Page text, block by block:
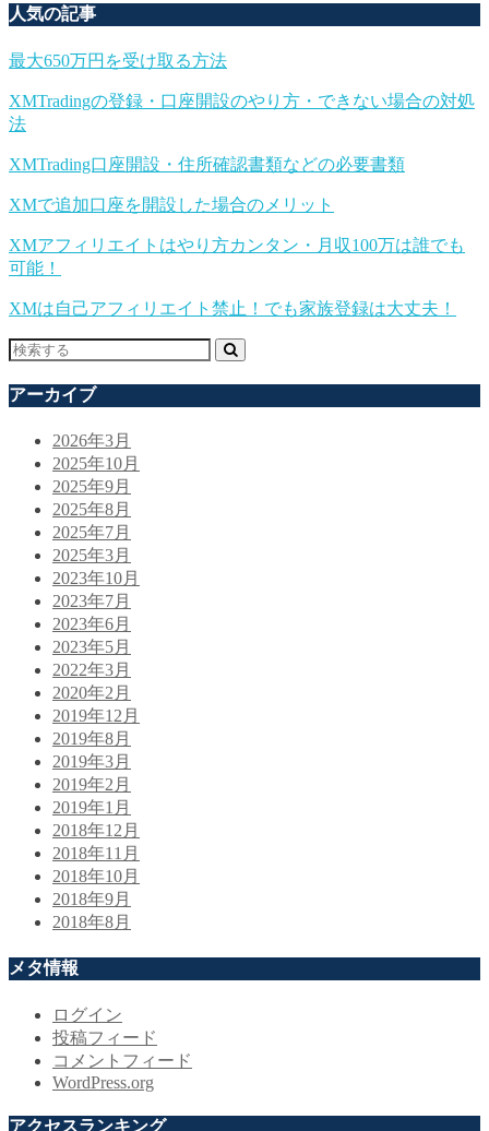
人気の記事
最大650万円を受け取る方法
XMTradingの登録・口座開設のやり方・できない場合の対処
法
XMTrading口座開設・住所確認書類などの必要書類
XMで追加口座を開設した場合のメリット
XMアフィリエイトはやり方カンタン・月収100万は誰でも
可能！
XMは自己アフィリエイト禁止！でも家族登録は大丈夫！
アーカイブ
2026年3月
2025年10月
2025年9月
2025年8月
2025年7月
2025年3月
2023年10月
2023年7月
2023年6月
2023年5月
2022年3月
2020年2月
2019年12月
2019年8月
2019年3月
2019年2月
2019年1月
2018年12月
2018年11月
2018年10月
2018年9月
2018年8月
メタ情報
ログイン
投稿フィード
コメントフィード
WordPress.org
アクセスランキング